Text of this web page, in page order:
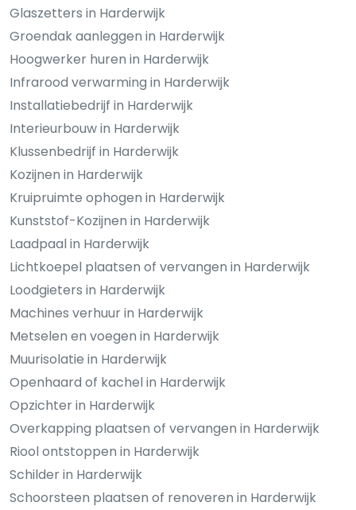
Glaszetters in Harderwijk
Groendak aanleggen in Harderwijk
Hoogwerker huren in Harderwijk
Infrarood verwarming in Harderwijk
Installatiebedrijf in Harderwijk
Interieurbouw in Harderwijk
Klussenbedrijf in Harderwijk
Kozijnen in Harderwijk
Kruipruimte ophogen in Harderwijk
Kunststof-Kozijnen in Harderwijk
Laadpaal in Harderwijk
Lichtkoepel plaatsen of vervangen in Harderwijk
Loodgieters in Harderwijk
Machines verhuur in Harderwijk
Metselen en voegen in Harderwijk
Muurisolatie in Harderwijk
Openhaard of kachel in Harderwijk
Opzichter in Harderwijk
Overkapping plaatsen of vervangen in Harderwijk
Riool ontstoppen in Harderwijk
Schilder in Harderwijk
Schoorsteen plaatsen of renoveren in Harderwijk